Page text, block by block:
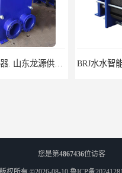
BRJ水水智能板式换热器 山东陆丰容器设备
您是第4867436位访客